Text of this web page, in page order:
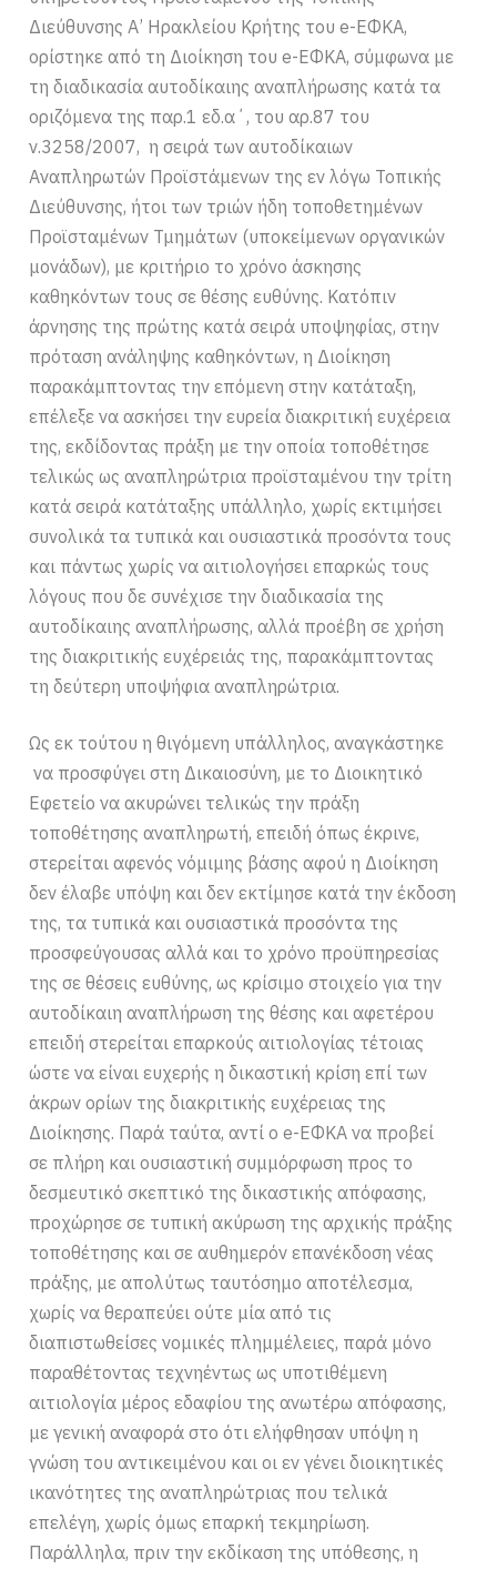
Διεύθυνσης Α’ Ηρακλείου Κρήτης του e-ΕΦΚΑ,
ορίστηκε από τη Διοίκηση του e-ΕΦΚΑ, σύμφωνα με
τη διαδικασία αυτοδίκαιης αναπλήρωσης κατά τα
οριζόμενα της παρ.1 εδ.α΄, του αρ.87 του
ν.3258/2007, η σειρά των αυτοδίκαιων
Αναπληρωτών Προϊστάμενων της εν λόγω Τοπικής
Διεύθυνσης, ήτοι των τριών ήδη τοποθετημένων
Προϊσταμένων Τμημάτων (υποκείμενων οργανικών
μονάδων), με κριτήριο το χρόνο άσκησης
καθηκόντων τους σε θέσης ευθύνης. Κατόπιν
άρνησης της πρώτης κατά σειρά υποψηφίας, στην
πρόταση ανάληψης καθηκόντων, η Διοίκηση
παρακάμπτοντας την επόμενη στην κατάταξη,
επέλεξε να ασκήσει την ευρεία διακριτική ευχέρεια
της, εκδίδοντας πράξη με την οποία τοποθέτησε
τελικώς ως αναπληρώτρια προϊσταμένου την τρίτη
κατά σειρά κατάταξης υπάλληλο, χωρίς εκτιμήσει
συνολικά τα τυπικά και ουσιαστικά προσόντα τους
και πάντως χωρίς να αιτιολογήσει επαρκώς τους
λόγους που δε συνέχισε την διαδικασία της
αυτοδίκαιης αναπλήρωσης, αλλά προέβη σε χρήση
της διακριτικής ευχέρειάς της, παρακάμπτοντας
τη δεύτερη υποψήφια αναπληρώτρια.
Ως εκ τούτου η θιγόμενη υπάλληλος, αναγκάστηκε
να προσφύγει στη Δικαιοσύνη, με το Διοικητικό
Εφετείο να ακυρώνει τελικώς την πράξη
τοποθέτησης αναπληρωτή, επειδή όπως έκρινε,
στερείται αφενός νόμιμης βάσης αφού η Διοίκηση
δεν έλαβε υπόψη και δεν εκτίμησε κατά την έκδοση
της, τα τυπικά και ουσιαστικά προσόντα της
προσφεύγουσας αλλά και το χρόνο προϋπηρεσίας
της σε θέσεις ευθύνης, ως κρίσιμο στοιχείο για την
αυτοδίκαιη αναπλήρωση της θέσης και αφετέρου
επειδή στερείται επαρκούς αιτιολογίας τέτοιας
ώστε να είναι ευχερής η δικαστική κρίση επί των
άκρων ορίων της διακριτικής ευχέρειας της
Διοίκησης. Παρά ταύτα, αντί ο e-ΕΦΚΑ να προβεί
σε πλήρη και ουσιαστική συμμόρφωση προς το
δεσμευτικό σκεπτικό της δικαστικής απόφασης,
προχώρησε σε τυπική ακύρωση της αρχικής πράξης
τοποθέτησης και σε αυθημερόν επανέκδοση νέας
πράξης, με απολύτως ταυτόσημο αποτέλεσμα,
χωρίς να θεραπεύει ούτε μία από τις
διαπιστωθείσες νομικές πλημμέλειες, παρά μόνο
παραθέτοντας τεχνηέντως ως υποτιθέμενη
αιτιολογία μέρος εδαφίου της ανωτέρω απόφασης,
με γενική αναφορά στο ότι ελήφθησαν υπόψη η
γνώση του αντικειμένου και οι εν γένει διοικητικές
ικανότητες της αναπληρώτριας που τελικά
επελέγη, χωρίς όμως επαρκή τεκμηρίωση.
Παράλληλα, πριν την εκδίκαση της υπόθεσης, η